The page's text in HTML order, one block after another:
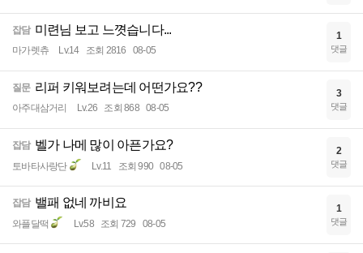
잡담 미련님 보고 느꼇습니다...
마가렛츄 Lv.14 조회 2816 08-05
1
댓글
질문 리퍼 키워보려는데 어떤가요??
아주대삼거리 Lv.26 조회 868 08-05
3
댓글
잡담 벨가 나메 많이 아픈가요?
토바타사랑단 Lv.11 조회 990 08-05
2
댓글
잡담 밸패 없네 까비요
와플달떡 Lv.58 조회 729 08-05
1
댓글